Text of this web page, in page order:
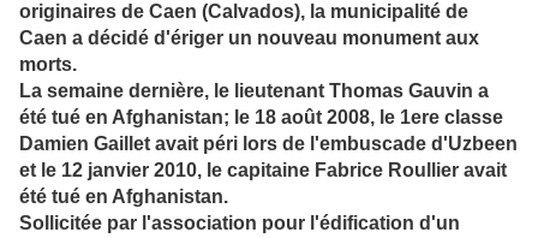
originaires de Caen (Calvados), la municipalité de
Caen a décidé d'ériger un nouveau monument aux
morts.
La semaine dernière, le lieutenant Thomas Gauvin a
été tué en Afghanistan; le 18 août 2008, le 1ere classe
Damien Gaillet avait péri lors de l'embuscade d'Uzbeen
et le 12 janvier 2010, le capitaine Fabrice Roullier avait
été tué en Afghanistan.
Sollicitée par l'association pour l'édification d'un